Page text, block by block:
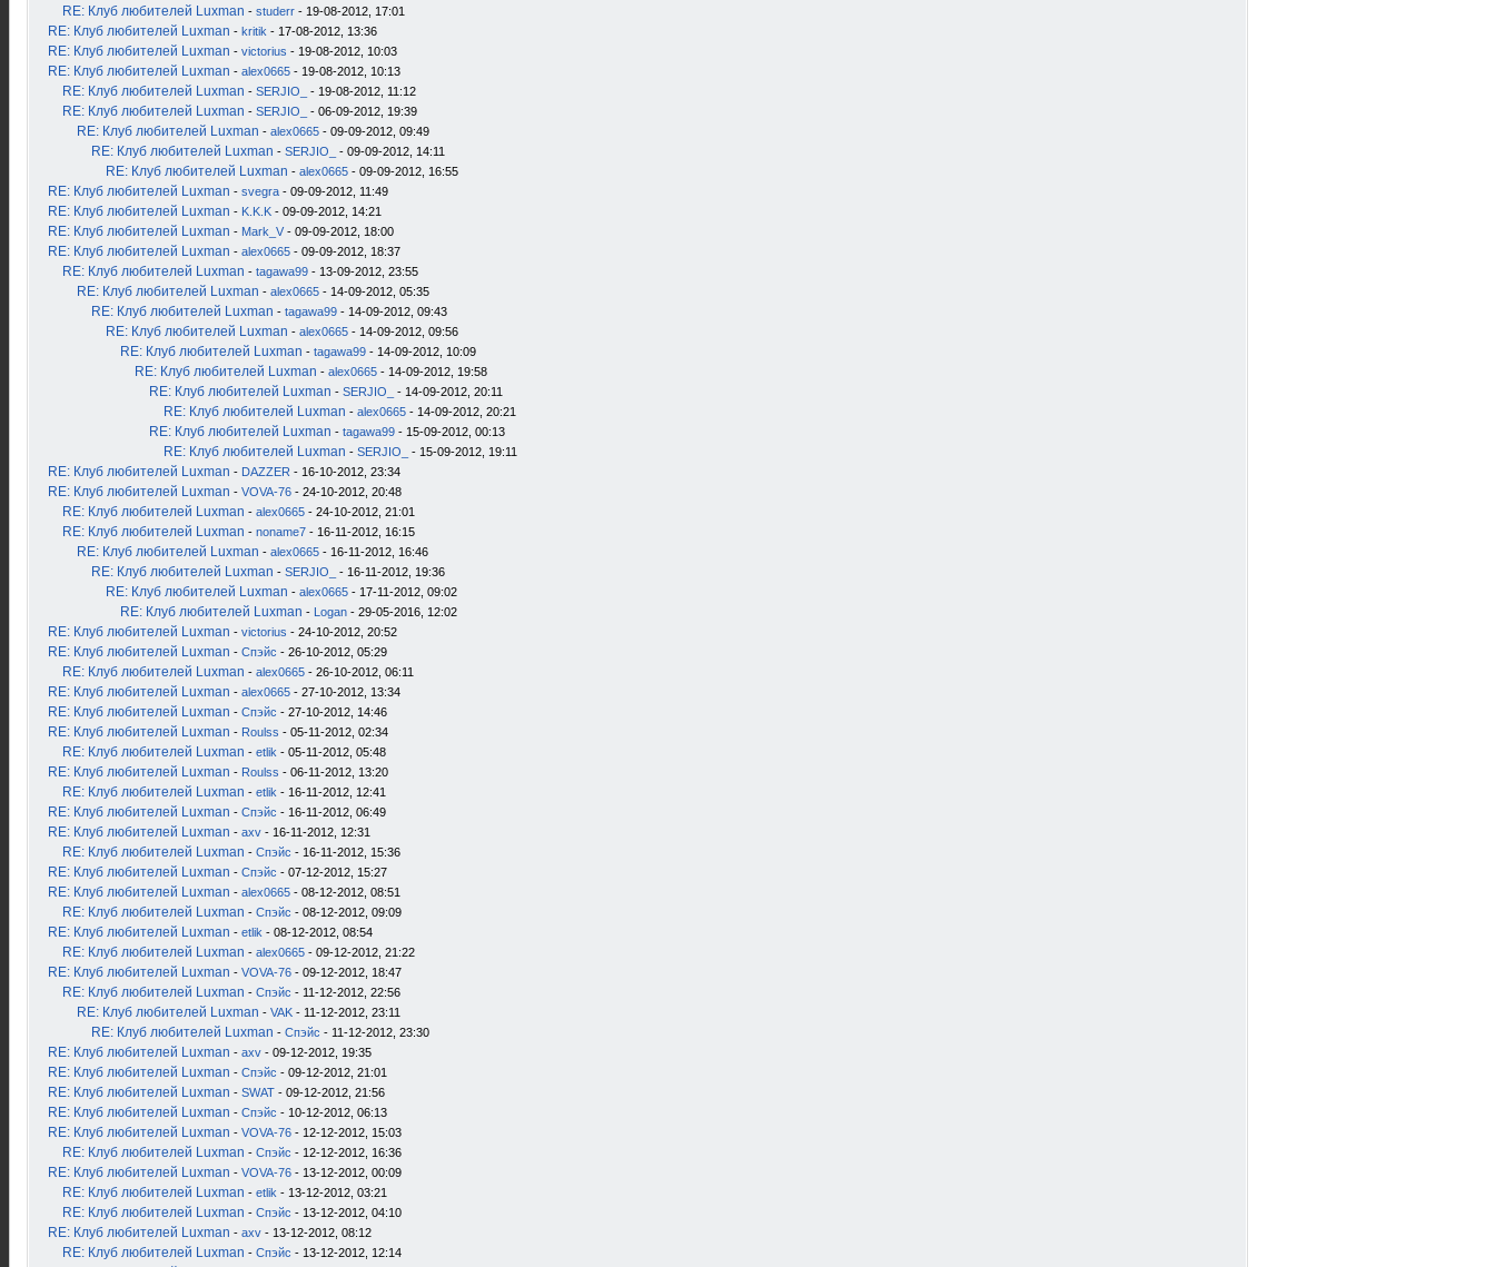
RE: Клуб любителей Luxman - studerr - 19-08-2012, 17:01
RE: Клуб любителей Luxman - kritik - 17-08-2012, 13:36
RE: Клуб любителей Luxman - victorius - 19-08-2012, 10:03
RE: Клуб любителей Luxman - alex0665 - 19-08-2012, 10:13
RE: Клуб любителей Luxman - SERJIO_ - 19-08-2012, 11:12
RE: Клуб любителей Luxman - SERJIO_ - 06-09-2012, 19:39
RE: Клуб любителей Luxman - alex0665 - 09-09-2012, 09:49
RE: Клуб любителей Luxman - SERJIO_ - 09-09-2012, 14:11
RE: Клуб любителей Luxman - alex0665 - 09-09-2012, 16:55
RE: Клуб любителей Luxman - svegra - 09-09-2012, 11:49
RE: Клуб любителей Luxman - K.K.K - 09-09-2012, 14:21
RE: Клуб любителей Luxman - Mark_V - 09-09-2012, 18:00
RE: Клуб любителей Luxman - alex0665 - 09-09-2012, 18:37
RE: Клуб любителей Luxman - tagawa99 - 13-09-2012, 23:55
RE: Клуб любителей Luxman - alex0665 - 14-09-2012, 05:35
RE: Клуб любителей Luxman - tagawa99 - 14-09-2012, 09:43
RE: Клуб любителей Luxman - alex0665 - 14-09-2012, 09:56
RE: Клуб любителей Luxman - tagawa99 - 14-09-2012, 10:09
RE: Клуб любителей Luxman - alex0665 - 14-09-2012, 19:58
RE: Клуб любителей Luxman - SERJIO_ - 14-09-2012, 20:11
RE: Клуб любителей Luxman - alex0665 - 14-09-2012, 20:21
RE: Клуб любителей Luxman - tagawa99 - 15-09-2012, 00:13
RE: Клуб любителей Luxman - SERJIO_ - 15-09-2012, 19:11
RE: Клуб любителей Luxman - DAZZER - 16-10-2012, 23:34
RE: Клуб любителей Luxman - VOVA-76 - 24-10-2012, 20:48
RE: Клуб любителей Luxman - alex0665 - 24-10-2012, 21:01
RE: Клуб любителей Luxman - noname7 - 16-11-2012, 16:15
RE: Клуб любителей Luxman - alex0665 - 16-11-2012, 16:46
RE: Клуб любителей Luxman - SERJIO_ - 16-11-2012, 19:36
RE: Клуб любителей Luxman - alex0665 - 17-11-2012, 09:02
RE: Клуб любителей Luxman - Logan - 29-05-2016, 12:02
RE: Клуб любителей Luxman - victorius - 24-10-2012, 20:52
RE: Клуб любителей Luxman - Спэйс - 26-10-2012, 05:29
RE: Клуб любителей Luxman - alex0665 - 26-10-2012, 06:11
RE: Клуб любителей Luxman - alex0665 - 27-10-2012, 13:34
RE: Клуб любителей Luxman - Спэйс - 27-10-2012, 14:46
RE: Клуб любителей Luxman - Roulss - 05-11-2012, 02:34
RE: Клуб любителей Luxman - etlik - 05-11-2012, 05:48
RE: Клуб любителей Luxman - Roulss - 06-11-2012, 13:20
RE: Клуб любителей Luxman - etlik - 16-11-2012, 12:41
RE: Клуб любителей Luxman - Спэйс - 16-11-2012, 06:49
RE: Клуб любителей Luxman - axv - 16-11-2012, 12:31
RE: Клуб любителей Luxman - Спэйс - 16-11-2012, 15:36
RE: Клуб любителей Luxman - Спэйс - 07-12-2012, 15:27
RE: Клуб любителей Luxman - alex0665 - 08-12-2012, 08:51
RE: Клуб любителей Luxman - Спэйс - 08-12-2012, 09:09
RE: Клуб любителей Luxman - etlik - 08-12-2012, 08:54
RE: Клуб любителей Luxman - alex0665 - 09-12-2012, 21:22
RE: Клуб любителей Luxman - VOVA-76 - 09-12-2012, 18:47
RE: Клуб любителей Luxman - Спэйс - 11-12-2012, 22:56
RE: Клуб любителей Luxman - VAK - 11-12-2012, 23:11
RE: Клуб любителей Luxman - Спэйс - 11-12-2012, 23:30
RE: Клуб любителей Luxman - axv - 09-12-2012, 19:35
RE: Клуб любителей Luxman - Спэйс - 09-12-2012, 21:01
RE: Клуб любителей Luxman - SWAT - 09-12-2012, 21:56
RE: Клуб любителей Luxman - Спэйс - 10-12-2012, 06:13
RE: Клуб любителей Luxman - VOVA-76 - 12-12-2012, 15:03
RE: Клуб любителей Luxman - Спэйс - 12-12-2012, 16:36
RE: Клуб любителей Luxman - VOVA-76 - 13-12-2012, 00:09
RE: Клуб любителей Luxman - etlik - 13-12-2012, 03:21
RE: Клуб любителей Luxman - Спэйс - 13-12-2012, 04:10
RE: Клуб любителей Luxman - axv - 13-12-2012, 08:12
RE: Клуб любителей Luxman - Спэйс - 13-12-2012, 12:14